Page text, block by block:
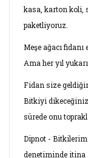
kasa, karton koli,
paketliyoruz.
Meşe ağacı
Ama her yıl
Fidan size
Bitkiyi dikeceğiniz
sürede onu
Dipnot -
denetiminde itina